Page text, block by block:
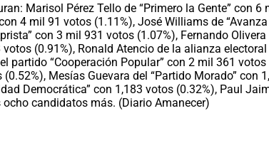
Marisol Pérez Tello de “Primero la Gente” con
4 mil 91 votos (1.11%), José Williams de
con 3 mil 931 votos (1.07%), Fernando
(0.91%), Ronald Atencio de la alianza
partido “Cooperación Popular” con 2 mil 361
Mesías Guevara del “Partido Morado”
Democrática” con 1,183 votos (0.32%), Paul
candidatos más. (Diario Amanecer)